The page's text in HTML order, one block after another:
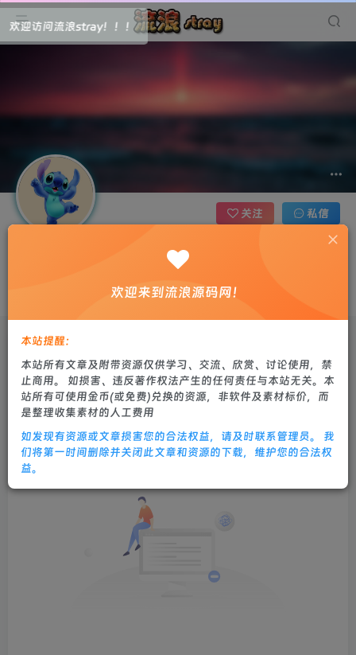
每个人都存在着那部分为别人而活的自己
关注 私信
发布 0 排序
欢迎来到流浪源码网！
本站提醒：
本站所有文章及附带资源仅供学习、交流、欣赏、讨论使用，禁
止商用。 如损害、违反著作权法产生的任何责任与本站无关。本
站所有可使用金币(或免费)兑换的资源，非软件及素材标价，而
是整理收集素材的人工费用
如发现有资源或文章损害您的合法权益，请及时联系管理员。 我
们将第一时间删除并关闭此文章和资源的下载，维护您的合法权
益。
！